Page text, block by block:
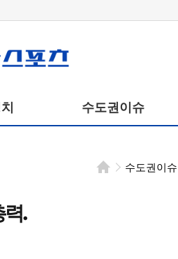
수도권이슈
수도권이슈
력.